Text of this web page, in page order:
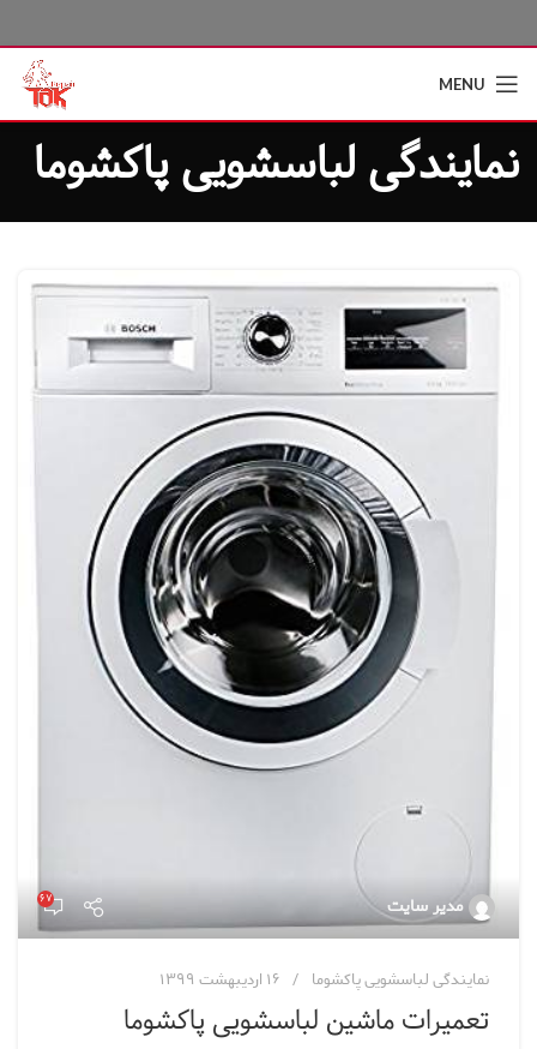
MENU
نمایندگی لباسشویی پاکشوما
مدیر سایت ۶۷
نمایندگی لباسشویی پاکشوما ۱۶ اردیبهشت ۱۳۹۹
تعمیرات ماشین لباسشویی پاکشوما